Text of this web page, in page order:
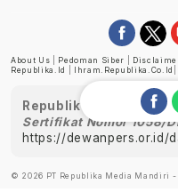
About Us Pedoman Siber
Republika.id
Ihram.republika.co.id
Republika telah
Sertifikat Nomor 1058/
https://dewanpers.or.id/
© 2026 PT Republika Media Mandiri -